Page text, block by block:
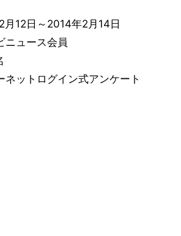
12日～2014年2月14日
ニュース会員
ネットログイン式アンケート